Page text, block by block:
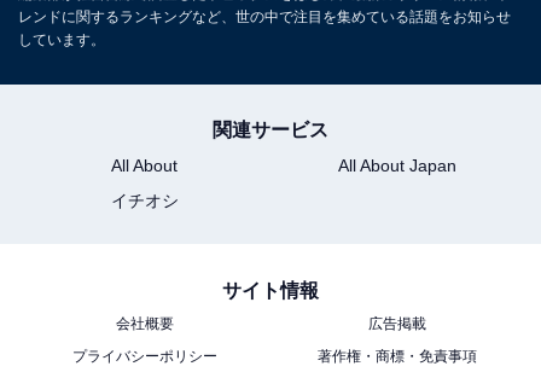
次ページ
レンドに関するランキングなど、世の中で注目を集めている話題をお知らせ
しています。
関連サービス
All About
All About Japan
イチオシ
サイト情報
会社概要
広告掲載
プライバシーポリシー
著作権・商標・免責事項